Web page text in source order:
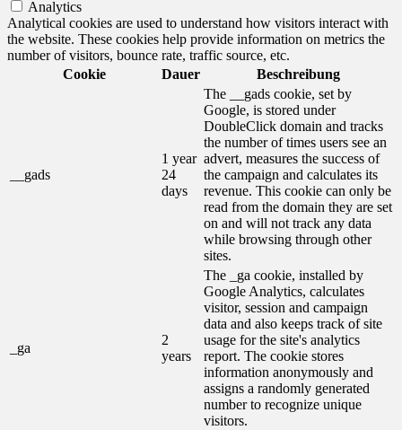
Analytics
Analytical cookies are used to understand how visitors interact with
the website. These cookies help provide information on metrics the
number of visitors, bounce rate, traffic source, etc.
Cookie
Dauer Beschreibung
__gads
1 year
24
days
The __gads cookie, set by
Google, is stored under
DoubleClick domain and tracks
the number of times users see an
advert, measures the success of
the campaign and calculates its
revenue. This cookie can only be
read from the domain they are set
on and will not track any data
while browsing through other
sites.
_ga
2
years
The _ga cookie, installed by
Google Analytics, calculates
visitor, session and campaign
data and also keeps track of site
usage for the site's analytics
report. The cookie stores
information anonymously and
assigns a randomly generated
number to recognize unique
visitors.